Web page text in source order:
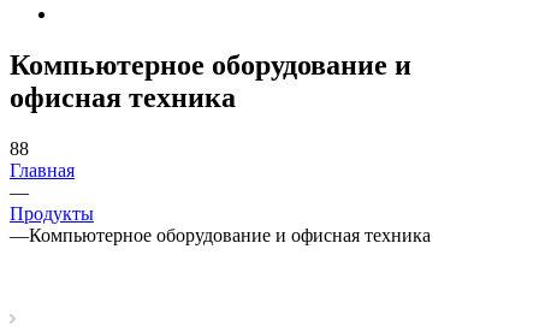
Компьютерное оборудование и
офисная техника
88
Главная
—
Продукты
—Компьютерное оборудование и офисная техника